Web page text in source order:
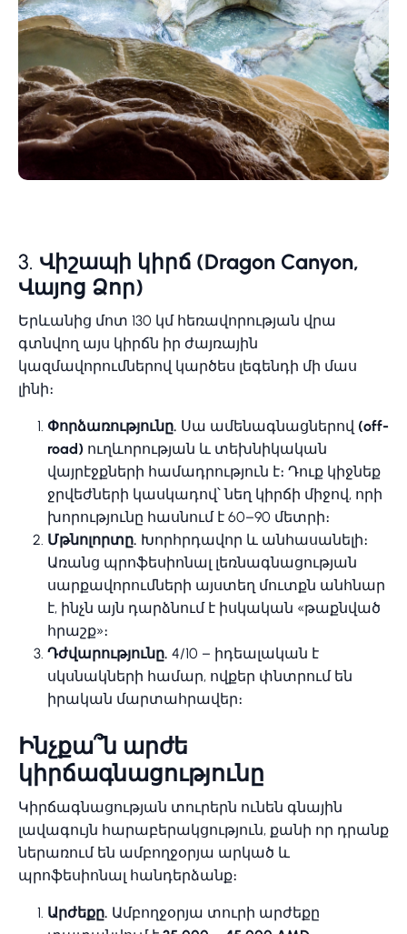
3. Վիշապի կիրճ (Dragon Canyon,
Վայոց Ձոր)
Երևանից մոտ 130 կմ հեռավորության վրա
գտնվող այս կիրճն իր ժայռային
կազմավորումներով կարծես լեգենդի մի մաս
լինի։
Փորձառությունը. Սա ամենագնացներով (off-
road) ուղևորության և տեխնիկական
վայրէջքների համադրություն է։ Դուք կիջնեք
ջրվեժների կասկադով՝ նեղ կիրճի միջով, որի
խորությունը հասնում է 60–90 մետրի։
Մթնոլորտը. Խորհրդավոր և անհասանելի։
Առանց պրոֆեսիոնալ լեռնագնացության
սարքավորումների այստեղ մուտքն անհնար
է, ինչն այն դարձնում է իսկական «թաքնված
հրաշք»։
Դժվարությունը. 4/10 – իդեալական է
սկսնակների համար, ովքեր փնտրում են
իրական մարտահրավեր։
Ինչքա՞ն արժե
կիրճագնացությունը
Կիրճագնացության տուրերն ունեն գնային
լավագույն հարաբերակցություն, քանի որ դրանք
ներառում են ամբողջօրյա արկած և
պրոֆեսիոնալ հանդերձանք։
Արժեքը. Ամբողջօրյա տուրի արժեքը